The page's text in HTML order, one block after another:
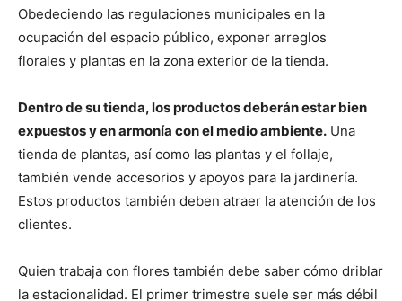
Obedeciendo las regulaciones municipales en la
ocupación del espacio público, exponer arreglos
florales y plantas en la zona exterior de la tienda.
Dentro de su tienda, los productos deberán estar bien
expuestos y en armonía con el medio ambiente. Una
tienda de plantas, así como las plantas y el follaje,
también vende accesorios y apoyos para la jardinería.
Estos productos también deben atraer la atención de los
clientes.
Quien trabaja con flores también debe saber cómo driblar
la estacionalidad. El primer trimestre suele ser más débil